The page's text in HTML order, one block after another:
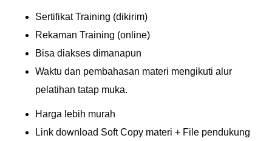
Sertifikat Training (dikirim)
Rekaman Training (online)
Bisa diakses dimanapun
Waktu dan pembahasan materi mengikuti alur
pelatihan tatap muka.
Harga lebih murah
Link download Soft Copy materi + File pendukung